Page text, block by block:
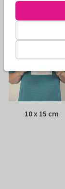
Größen
10 x 15 cm